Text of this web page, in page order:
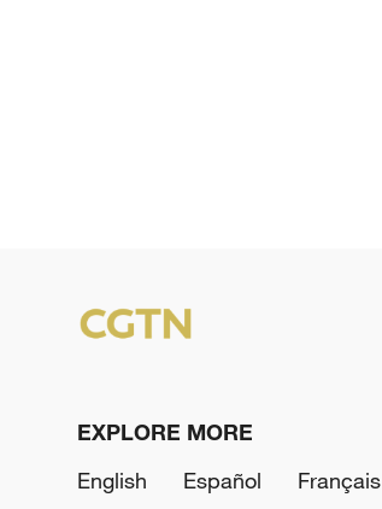
EXPLORE MORE
English
Español Français